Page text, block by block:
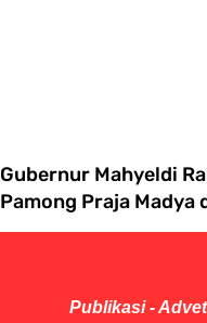
Gubernur Mahyeldi
Pamong Praja Madya
Publikasi -